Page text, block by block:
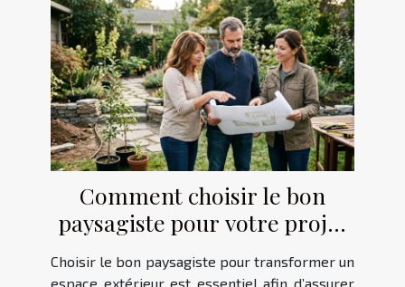
Comment choisir le bon
paysagiste pour votre projet
extérieur ?
Choisir le bon paysagiste pour transformer un
espace extérieur est essentiel afin d’assurer